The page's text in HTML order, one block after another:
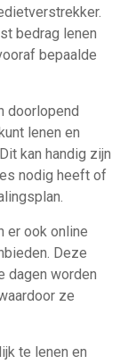
bedrag lenen
bepaalde
doorlopend
lenen en
kan handig zijn
nodig heeft of
er ook online
Deze
dagen worden
ze
te lenen en